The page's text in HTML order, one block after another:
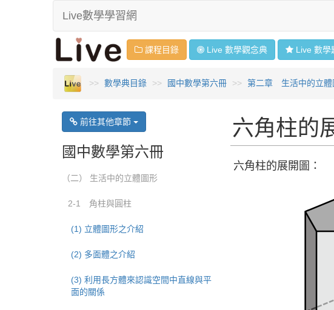
Live數學學習網
課程目錄 Live 數學觀念典 Live 數學
數學典目錄 國中數學第六冊 第二章 生活中的立體
六角柱的
六角柱的展開圖：
前往其他章節
國中數學第六冊
（二） 生活中的立體圖形
2-1 角柱與圓柱
(1) 立體圖形之介紹
(2) 多面體之介紹
(3) 利用長方體來認識空間中直線與平
面的關係